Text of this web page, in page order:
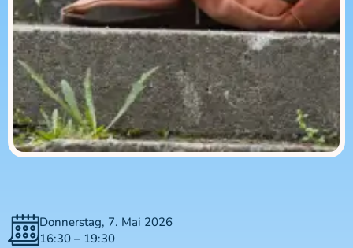
Donnerstag, 7. Mai 2026
16:30 – 19:30